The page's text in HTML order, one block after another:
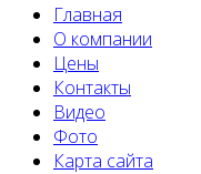
Главная
О компании
Цены
Контакты
Видео
Фото
Карта сайта